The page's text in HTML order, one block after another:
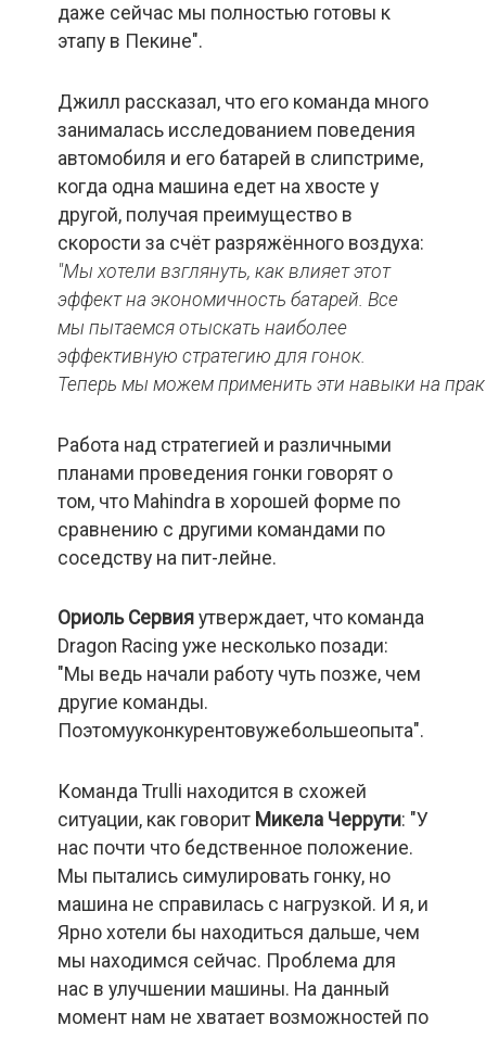
даже сейчас мы полностью готовы к
этапу в Пекине".
Джилл рассказал, что его команда много
занималась исследованием поведения
автомобиля и его батарей в слипстриме,
когда одна машина едет на хвосте у
другой, получая преимущество в
скорости за счёт разряжённого воздуха:
"Мы хотели взглянуть, как влияет этот
эффект на экономичность батарей. Все
мы пытаемся отыскать наиболее
эффективную стратегию для гонок.
Теперь мы можем применить эти навыки на
Работа над стратегией и различными
планами проведения гонки говорят о
том, что Mahindra в хорошей форме по
сравнению с другими командами по
соседству на пит-лейне.
Ориоль Сервияутверждает, что команда
Dragon Racing уже несколько позади:
"Мы ведь начали работу чуть позже, чем
другие команды.
Поэтомууконкурентовужебольшеопыта".
Команда Trulli находится в схожей
ситуации, как говорит Микела Черрути: "У
нас почти что бедственное положение.
Мы пытались симулировать гонку, но
машина не справилась с нагрузкой. И я, и
Ярно хотели бы находиться дальше, чем
мы находимся сейчас. Проблема для
нас в улучшении машины. На данный
момент нам не хватает возможностей по